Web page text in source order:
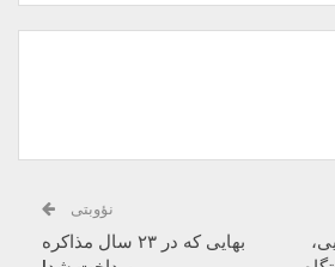
نؤوبتی
بهایی که در ۲۳ سال مذاکره